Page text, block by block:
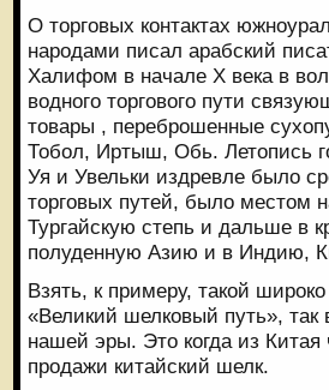
О торговых контактах
народами писал арабский
Халифом в начале Х века в
водного торгового пути
товары , переброшенные
Тобол, Иртыш, Обь. Летопись
Уя и Увельки издревле было
торговых путей, было местом
Тургайскую степь и дальше в
полуденную Азию и в Индию,
Взять, к примеру, такой
«Великий шелковый путь», так
нашей эры. Это когда из
продажи китайский шелк.